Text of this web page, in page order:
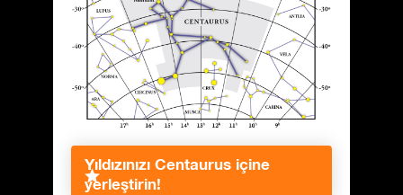
Yıldızınızı Centaurus içine
yerleştirin!